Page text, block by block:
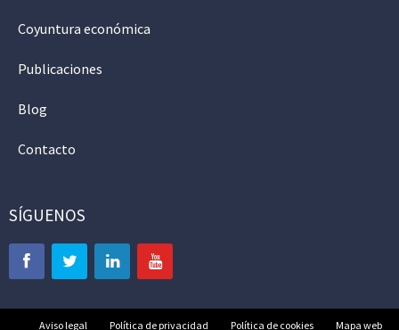
Coyuntura económica
Publicaciones
Blog
Contacto
SÍGUENOS
Aviso legal Política de privacidad Política de cookies Mapa web